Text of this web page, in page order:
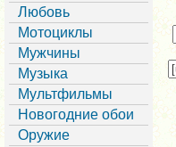
Любовь
Мотоциклы
Мужчины
Музыка
Мультфильмы
Новогодние обои
Оружие